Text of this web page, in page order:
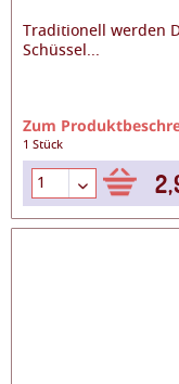
Traditionell werden
Schüssel ...
Zum
1 Stück